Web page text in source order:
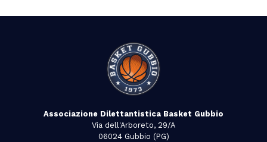
Associazione Dilettantistica Basket Gubbio
Via dell'Arboreto, 29/A
06024 Gubbio (PG)